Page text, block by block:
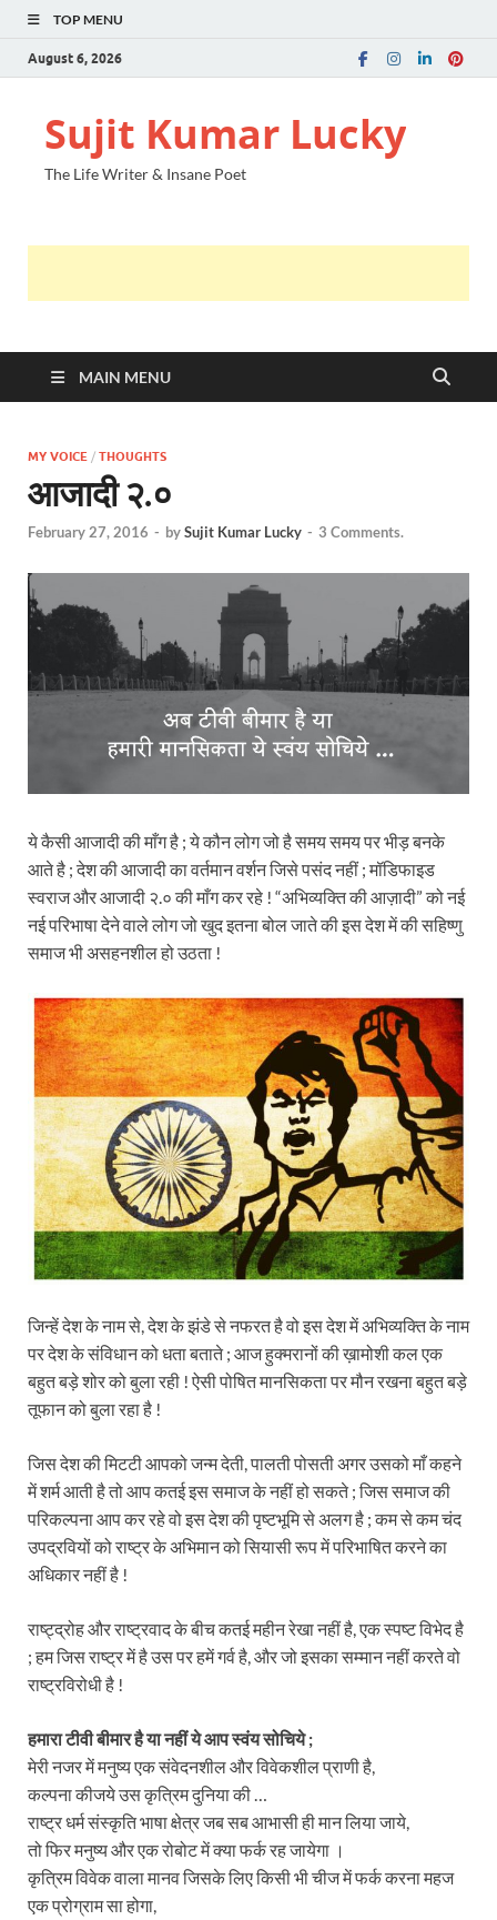
TOP MENU
August 6, 2026
Sujit Kumar Lucky
The Life Writer & Insane Poet
MAIN MENU
MY VOICE / THOUGHTS
आजादी २.०
February 27, 2016 - bySujit Kumar Lucky - 3 Comments.
ये कैसी आजादी की माँग है ; ये कौन लोग जो है समय समय पर भीड़ बनके
आते है ; देश की आजादी का वर्तमान वर्शन जिसे पसंद नहीं ; मॉडिफाइड
स्वराज और आजादी २.० की माँग कर रहे ! “अभिव्यक्ति की आज़ादी” को नई
नई परिभाषा देने वाले लोग जो खुद इतना बोल जाते की इस देश में की सहिष्णु
समाज भी असहनशील हो उठता !
जिन्हें देश के नाम से, देश के झंडे से नफरत है वो इस देश में अभिव्यक्ति के नाम
पर देश के संविधान को धता बताते ; आज हुक्मरानों की ख़ामोशी कल एक
बहुत बड़े शोर को बुला रही ! ऐसी पोषित मानसिकतापर मौन रखना बहुत बड़े
तूफान को बुला रहा है !
जिस देश की मिटटी आपको जन्म देती, पालती पोसती अगर उसको माँ कहने
में शर्म आती है तो आप कतई इस समाज के नहीं हो सकते ; जिस समाज की
परिकल्पना आप कर रहे वो इस देश की पृष्टभूमि से अलग है ; कम से कम चंद
उपद्रवियों को राष्ट्र के अभिमान को सियासी रूप में परिभाषित करने का
अधिकार नहीं है !
राष्ट्द्रोह और राष्ट्रवाद के बीच कतई महीन रेखा नहीं है, एक स्पष्ट विभेद है
; हम जिस राष्ट्र में है उस पर हमें गर्व है, और जो इसका सम्मान नहीं करते वो
राष्ट्रविरोधी है !
हमारा टीवी बीमार है या नहीं ये आप स्वंय सोचिये ;
मेरी नजर में मनुष्य एक संवेदनशील और विवेकशील प्राणी है,
कल्पना कीजये उस कृत्रिम दुनिया की …
राष्ट्र धर्म संस्कृति भाषा क्षेत्र जब सब आभासी ही मान लिया जाये,
तो फिर मनुष्य और एक रोबोट में क्या फर्क रह जायेगा ।
कृत्रिम विवेक वाला मानव जिसके लिए किसी भी चीज में फर्क करना महज
एक प्रोग्राम सा होगा,